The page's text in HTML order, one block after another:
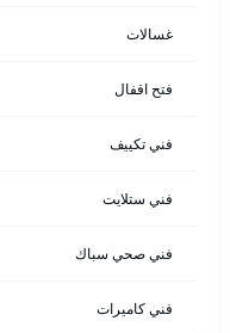
غسالات
فتح اقفال
فني تكييف
فني ستلايت
فني صحي سباك
فني كاميرات